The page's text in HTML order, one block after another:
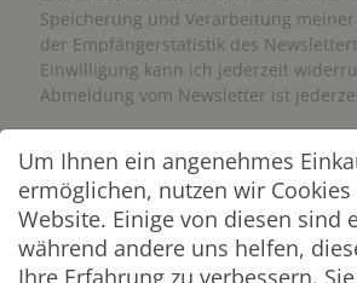
Speicherung und Verarbeitung
der Empfängerstatistik des
Einwilligung kann ich jederzeit
Abmeldung vom Newsletter ist
Abonnieren
** Hierbei handelt es
Um Ihnen ein angenehmes
ermöglichen, nutzen wir
Website. Einige von diesen sind
während andere uns helfen,
Ihre Erfahrung zu verbessern.